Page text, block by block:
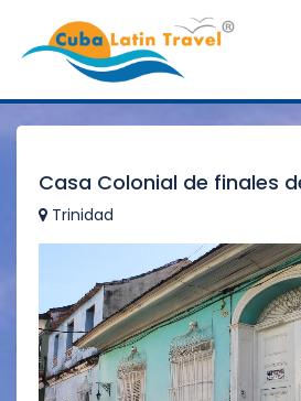
Casa Colonial de finales
Trinidad